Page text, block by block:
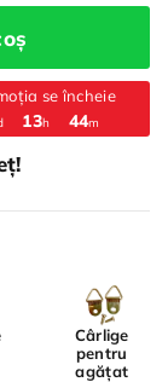
se încheie
13h 44m
Cârlige
pentru
agățat